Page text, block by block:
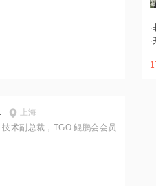
·
·
上海
术副总裁，TGO 鲲鹏会会员